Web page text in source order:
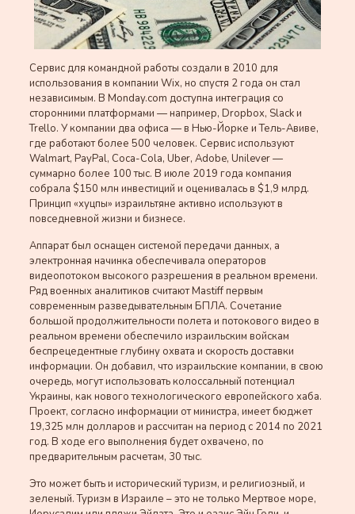
Сервис для командной работы создали в 2010 для
использования в компании Wix, но спустя 2 года он стал
независимым. В Monday.com доступна интеграция со
сторонними платформами — например, Dropbox, Slack и
Trello. У компании два офиса — в Нью-Йорке и Тель-Авиве,
где работают более 500 человек. Сервис используют
Walmart, PayPal, Coca-Cola, Uber, Adobe, Unilever —
суммарно более 100 тыс. В июле 2019 года компания
собрала $150 млн инвестиций и оценивалась в $1,9 млрд.
Принцип «хуцпы» израильтяне активно используют в
повседневной жизни и бизнесе.
Аппарат был оснащен системой передачи данных, а
электронная начинка обеспечивала операторов
видеопотоком высокого разрешения в реальном времени.
Ряд военных аналитиков считают Mastiff первым
современным разведывательным БПЛА. Сочетание
большой продолжительности полета и потокового видео в
реальном времени обеспечило израильским войскам
беспрецедентные глубину охвата и скорость доставки
информации. Он добавил, что израильские компании, в свою
очередь, могут использовать колоссальный потенциал
Украины, как нового технологического европейского хаба.
Проект, согласно информации от министра, имеет бюджет
19,325 млн долларов и рассчитан на период с 2014 по 2021
год. В ходе его выполнения будет охвачено, по
предварительным расчетам, 30 тыс.
Это может быть и исторический туризм, и религиозный, и
зеленый. Туризм в Израиле – это не только Мертвое море,